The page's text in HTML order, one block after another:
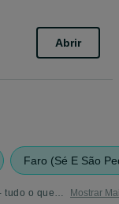
Abrir
Faro (Sé E São
Cuidado De Rosto em Faro (Sé E São Pedro) - tudo o que precisa Mostrar